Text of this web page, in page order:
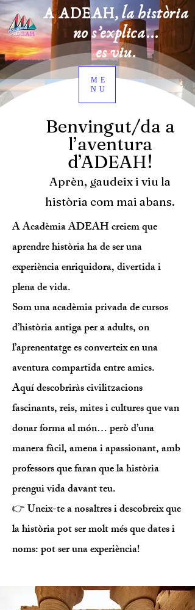
A ADEAH, la història
no s’explica...
es viu.
ME
NU
Benvingut/da a
l’aventura
d’ADEAH!
Aprèn, gaudeix i viu la
història com mai abans.
A Acadèmia ADEAH creiem que
aprendre història ha de ser una
experiència enriquidora, divertida i
plena de vida.
Som una acadèmia privada de cursos
d’història antiga per a adults, on
l’aprenentatge es converteix en una
aventura compartida entre amics.
Aquí descobriràs civilitzacions
fascinants, reis, mites i cultures que van
donar forma al món… però d’una
manera fàcil, amena i apassionant, amb
professors que faran que la història
prengui vida davant teu.
👉 Uneix-te a nosaltres i descobreix que
la història pot ser molt més que dates i
noms: pot ser una experiència!